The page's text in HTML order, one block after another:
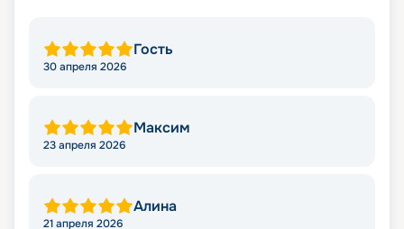
Гость
30 апреля 2026
Максим
23 апреля 2026
Алина
21 апреля 2026